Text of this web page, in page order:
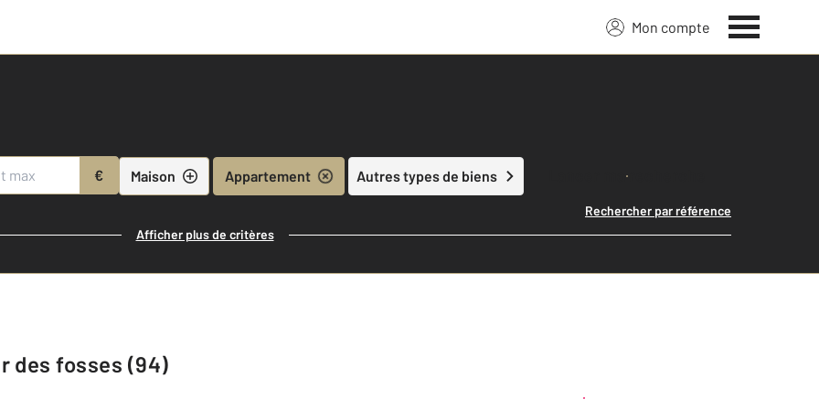
Mon compte
€ Maison Appartement Autres types de biens Lancer ma recherche
Rechercher par référence
Afficher plus de critères
des fosses (94)
Créer une alerte